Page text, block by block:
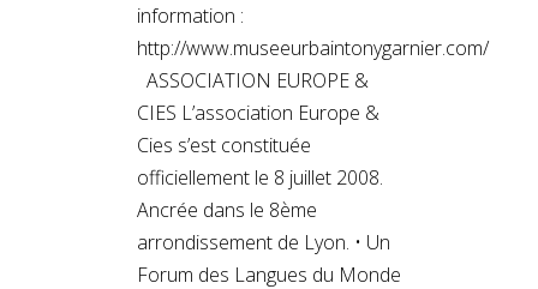
information :
http://www.museeurbaintonygarnier.com/
ASSOCIATION EUROPE &
CIES L’association Europe &
Cies s’est constituée
officiellement le 8 juillet 2008.
Ancrée dans le 8ème
arrondissement de Lyon. • Un
Forum des Langues du Monde